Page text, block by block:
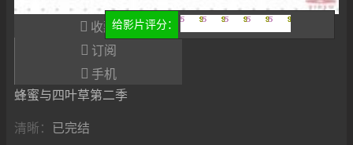
 收藏
 订阅
 手机
给影片评分：
很差较差还行推荐
蜂蜜与四叶草第二季
清晰：
已完结